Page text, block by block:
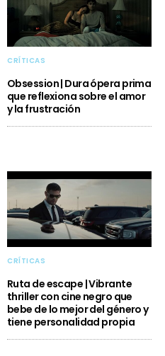
CRÍTICAS
Obsession | Dura ópera prima
que reflexiona sobre el amor
y la frustración
CRÍTICAS
Ruta de escape | Vibrante
thriller con cine negro que
bebe de lo mejor del género y
tiene personalidad propia